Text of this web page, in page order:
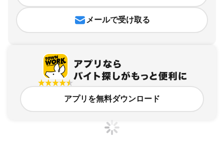
メールで受け取る
アプリを無料ダウンロード